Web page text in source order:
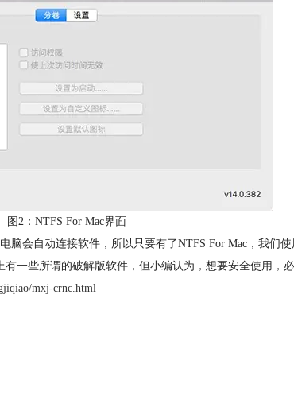
图2：NTFS For Mac界面
会自动连接软件，所以只要有了NTFS For Mac，我们使
一些所谓的破解版软件，但小编认为，想要安全使用，必
mxj-crnc.html